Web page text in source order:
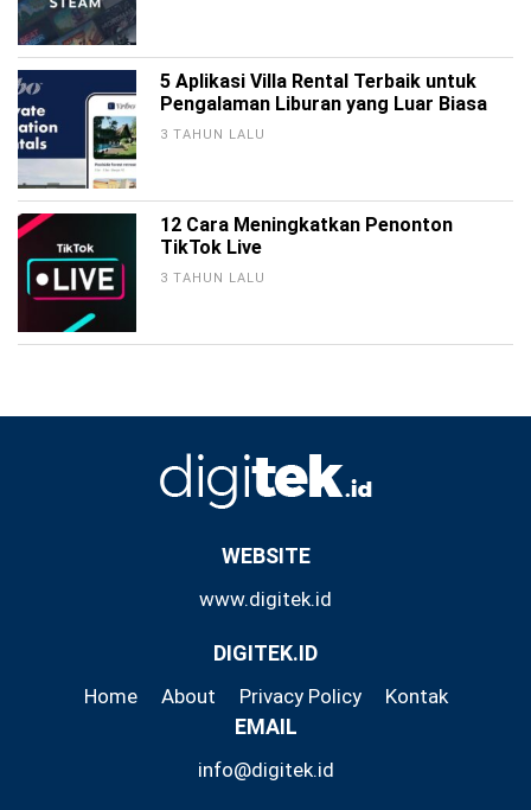
5 Aplikasi Villa Rental Terbaik untuk
Pengalaman Liburan yang Luar Biasa
3 TAHUN LALU
12 Cara Meningkatkan Penonton
TikTok Live
3 TAHUN LALU
WEBSITE
www.digitek.id
DIGITEK.ID
Home About Privacy Policy Kontak
EMAIL
info@digitek.id